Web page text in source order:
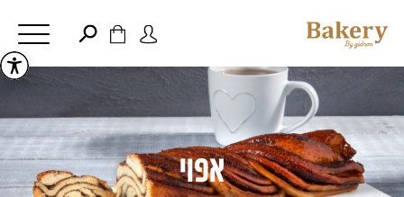
עגלהמשתמש
אין מוצרים בעגלה
כבר רשומים? התחברו
אפוי